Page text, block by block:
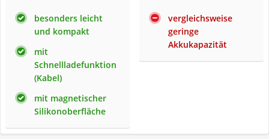
besonders leicht
und kompakt
mit
Schnellladefunktion
(Kabel)
mit magnetischer
Silikonoberfläche
vergleichsweise
geringe
Akkukapazität